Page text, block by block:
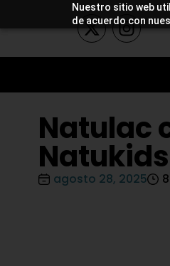
Nuestro sitio web
de acuerdo con
Natulac
agosto 28, 2025